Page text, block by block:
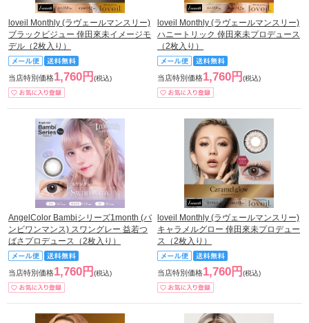
loveil Monthly (ラヴェールマンスリー)
ブラックビジュー 倖田來未イメージモ
デル（2枚入り）
当店特別価格1,760円 (税込)
loveil Monthly (ラヴェールマンスリー)
ハニートリック 倖田來未プロデュース
（2枚入り）
当店特別価格1,760円 (税込)
AngelColor Bambiシリーズ1month (バ
ンビワンマンス) スワングレー 益若つ
ばさプロデュース（2枚入り）
当店特別価格1,760円 (税込)
loveil Monthly (ラヴェールマンスリー)
キャラメルグロー 倖田來未プロデュー
ス（2枚入り）
当店特別価格1,760円 (税込)